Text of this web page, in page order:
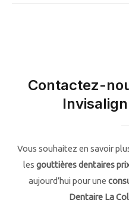
Contactez-
Vous souhaitez en savoir
les gouttières dentaires
aujourd’hui pour une
Dentaire La